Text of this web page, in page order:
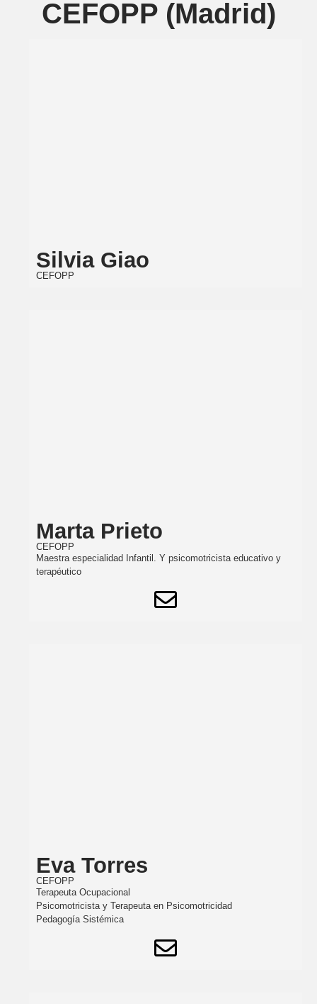
CEFOPP (Madrid)
Silvia Giao
CEFOPP
Marta Prieto
CEFOPP
Maestra especialidad Infantil. Y psicomotricista educativo y
terapéutico
Eva Torres
CEFOPP
Terapeuta Ocupacional
Psicomotricista y Terapeuta en Psicomotricidad
Pedagogía Sistémica